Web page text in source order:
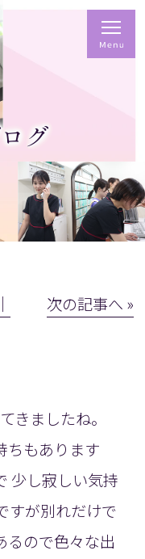
グ
次の記事へ »
きましたね。
ちもあります
少し寂しい気持
すが別れだけで
るので色々な出